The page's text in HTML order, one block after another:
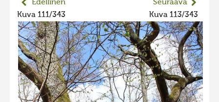
Hiisien kuvakilpailu 2025
2025 kuvakilpailu lisä
Liikuvad kuvad 2025
Hiisien kuvakilpailu 2024
2024 kuvakilpailu lisä
Liikkuvat kuvat 2024
Edellinen
Kuva 111/343
Seuraava
Kuva 113/343